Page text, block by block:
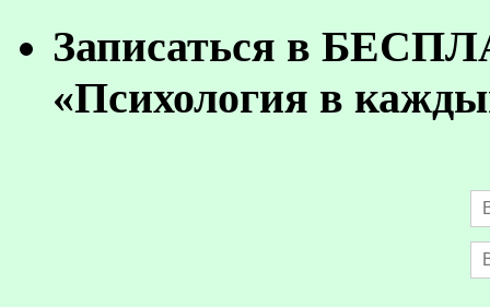
Записаться в
«Психология в